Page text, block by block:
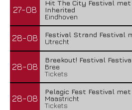
27-08
Hit The City Festival met
Inherited
Eindhoven
28-08
Festival Strand Festival
Utrecht
28-08
Breekout! Festival
Bree
Tickets
28-08
Pelagic Fest Festival met
Maastricht
Tickets